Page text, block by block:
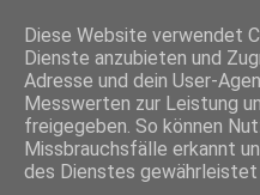
Diese Website verwendet
Dienste anzubieten und
Adresse und dein User-
Messwerten zur Leistung
freigegeben. So können
Missbrauchsfälle erkannt
des Dienstes gewährleistet